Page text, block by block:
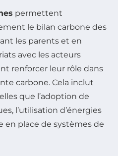
permettent
le bilan carbone des
les parents et en
avec les acteurs
renforcer leur rôle dans
carbone. Cela inclut
que l’adoption de
l’utilisation d’énergies
en place de systèmes de